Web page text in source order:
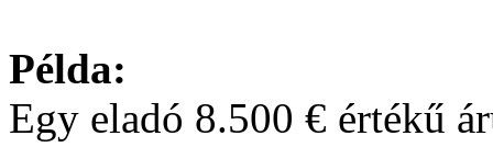
Példa:
Egy eladó 8.500 € értékű